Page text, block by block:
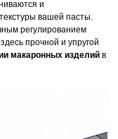
и
вашей пасты.
регулированием
прочной и упругой
макаронных изделийв